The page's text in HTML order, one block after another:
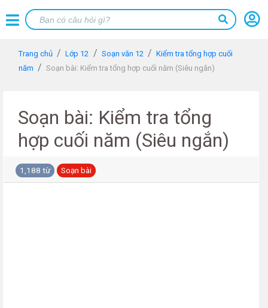
Trang chủ Lớp 12 Soạn văn 12
Kiểm tra tổng hợp cuối
năm
Soạn bài: Kiểm tra tổng hợp cuối năm (Siêu ngắn)
Soạn bài: Kiểm tra tổng
hợp cuối năm (Siêu ngắn)
1,188 từ Soạn bài